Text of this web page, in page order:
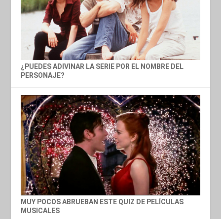
¿PUEDES ADIVINAR LA SERIE POR EL NOMBRE DEL
PERSONAJE?
MUY POCOS ABRUEBAN ESTE QUIZ DE PELÍCULAS
MUSICALES